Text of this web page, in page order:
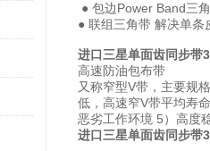
● 包边Power Band三
● 联组三角带 解决单
进口三星单面齿同步带
高速防油包布带
又称窄型V带，主要规
低，高速窄V带平均寿
恶劣工作环境 5）高度
进口三星单面齿同步带